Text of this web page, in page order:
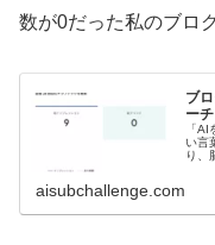
数が0だった私のブログ
ブ
ー
「
い言
り、
aisubchallenge.com